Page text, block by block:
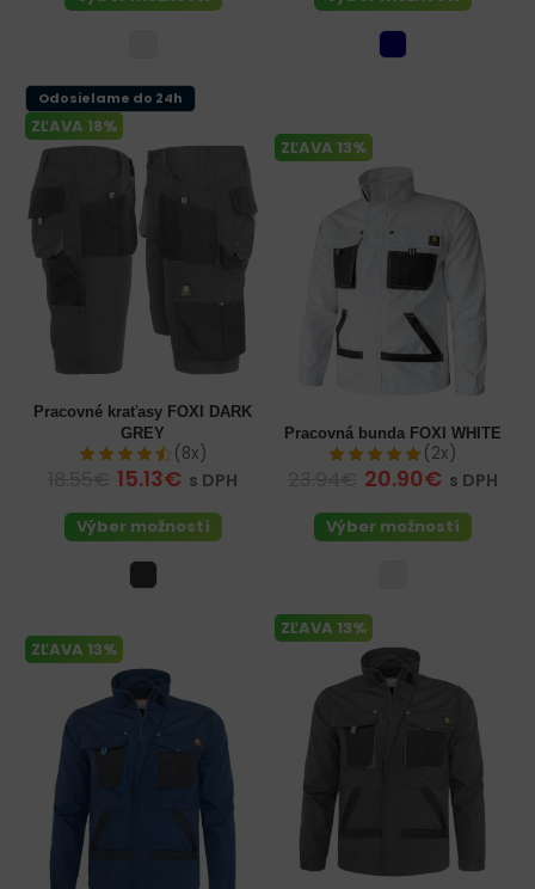
ZĽAVA 18%
Odosielame do 24h
Pracovné kraťasy FOXI DARK
GREY
(8x)
15.13€ s DPH
Výber možností
ZĽAVA 13%
Pracovná bunda FOXI WHITE
(2x)
20.90€ s DPH
Výber možností
ZĽAVA 13%
ZĽAVA 13%